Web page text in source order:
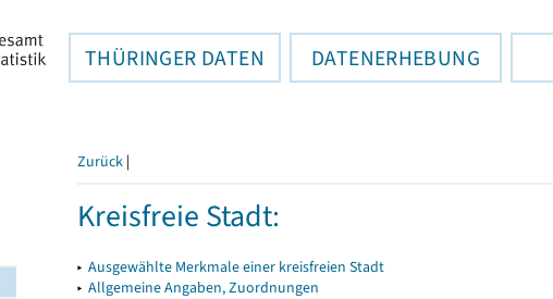
THÜRINGER DATEN DATENERHEBUNG
Zurück |
Kreisfreie Stadt:
▸ Ausgewählte Merkmale einer kreisfreien Stadt
▸ Allgemeine Angaben, Zuordnungen